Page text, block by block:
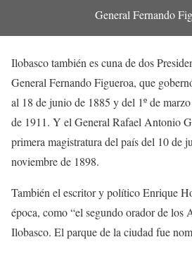
General Fernando
Ilobasco también es cuna de dos
General Fernando Figueroa, que
al 18 de junio de 1885 y del 1º de
de 1911. Y el General Rafael Antonio
primera magistratura del país del 10 de
noviembre de 1898.
También el escritor y político Enrique
época, como “el segundo orador de los
Ilobasco. El parque de la ciudad fue